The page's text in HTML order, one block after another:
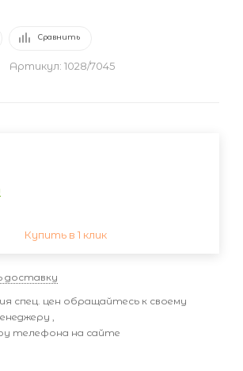
Сравнить
Артикул: 1028/7045
Купить в 1 клик
доставку
спец. цен обращайтесь к своему
,
телефона на сайте